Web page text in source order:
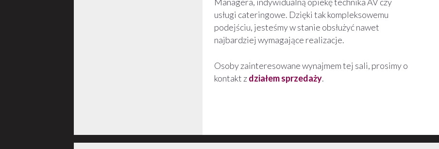
usługi cateringowe. Dzięki tak kompleksowemu
podejściu, jesteśmy w stanie obsłużyć nawet
najbardziej wymagające realizacje.
Osoby zainteresowane wynajmem tej sali, prosimy o
kontakt zdziałem sprzedaży.